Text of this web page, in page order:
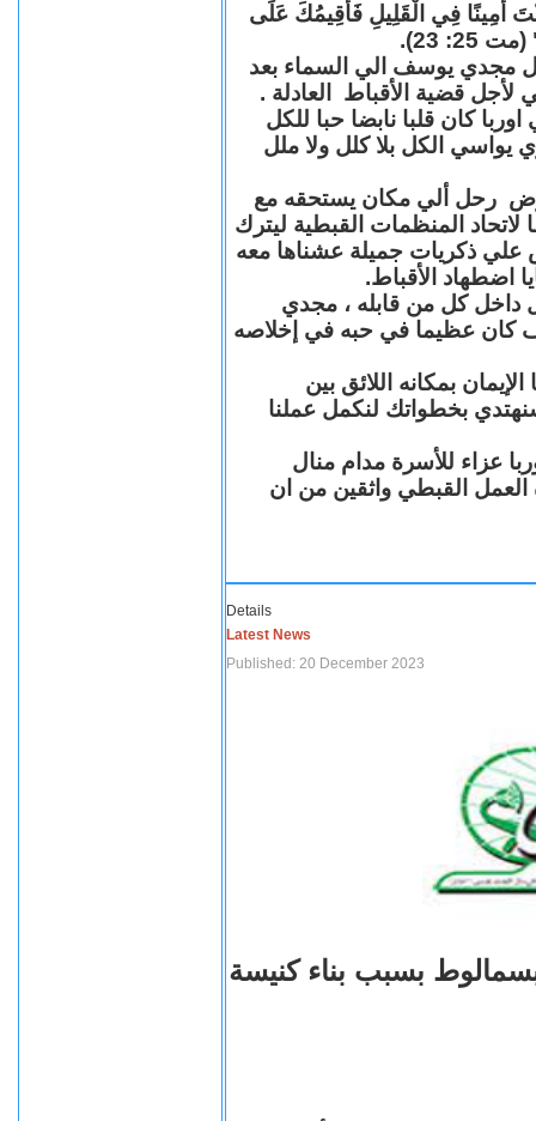
أَمِينًا فِي الْقَلِيلِ فَأُقِيمُكَ عَلَى
23).
مجدي يوسف الي السماء بعد
قضية الأقباط العادلة .
كان قلبا نابضا حبا للكل
يواسي الكل بلا كلل ولا ملل
رحل ألي مكان يستحقه مع
المنظمات القبطية ليترك
علي ذكريات جميلة عشناها معه
اضطهاد الأقباط.
داخل كل من قابله ، مجدي
عظيما في حبه في إخلاصه
بمكانه اللائق بين
بخطواتك لنكمل عملنا
عزاء للأسرة مدام منال
العمل القبطي واثقين من ان
Details
Latest News
Published: 20 December 2023
بسبب بناء كنيسة